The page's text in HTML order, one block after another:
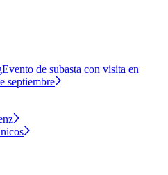
Evento de subasta con visita en
septiembre